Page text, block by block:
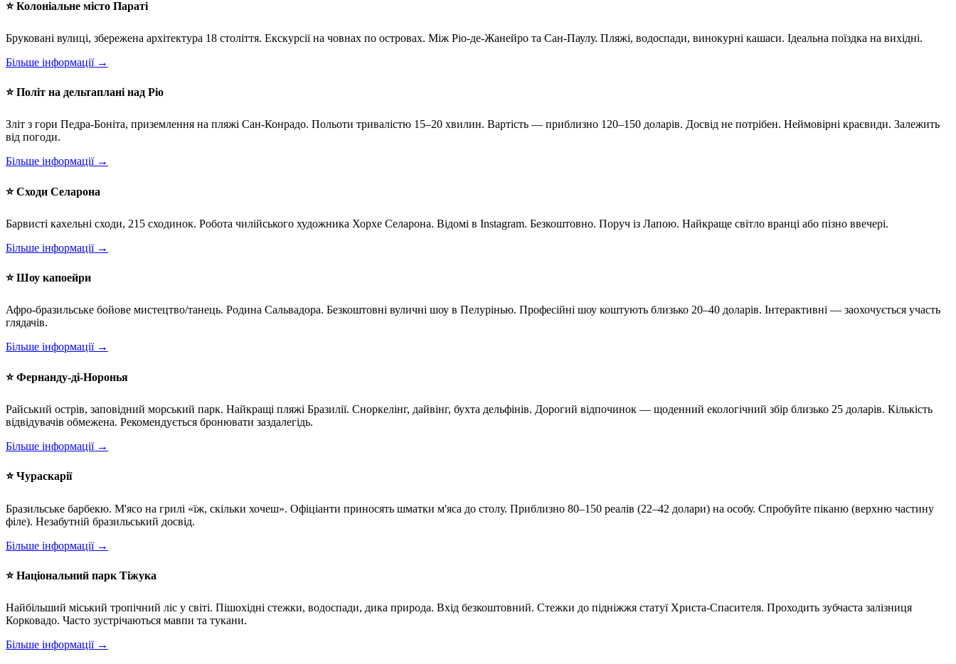
⭐ Колоніальне місто Параті
Бруковані вулиці, збережена архітектура 18 століття. Екскурсії на човнах по островах. Між Ріо-де-Жанейро та Сан-Паулу. Пляжі, водоспади, винокурні кашаси. Ідеальна поїздка на вихідні.
Більше інформації →
⭐ Політ на дельтаплані над Ріо
Зліт з гори Педра-Боніта, приземлення на пляжі Сан-Конрадо. Польоти тривалістю 15–20 хвилин. Вартість — приблизно 120–150 доларів. Досвід не потрібен. Неймовірні краєвиди. Залежить
від погоди.
Більше інформації →
⭐ Сходи Селарона
Барвисті кахельні сходи, 215 сходинок. Робота чилійського художника Хорхе Селарона. Відомі в Instagram. Безкоштовно. Поруч із Лапою. Найкраще світло вранці або пізно ввечері.
Більше інформації →
⭐ Шоу капоейри
Афро-бразильське бойове мистецтво/танець. Родина Сальвадора. Безкоштовні вуличні шоу в Пелурінью. Професійні шоу коштують близько 20–40 доларів. Інтерактивні — заохочується участь
глядачів.
Більше інформації →
⭐ Фернанду-ді-Норонья
Райський острів, заповідний морський парк. Найкращі пляжі Бразилії. Сноркелінг, дайвінг, бухта дельфінів. Дорогий відпочинок — щоденний екологічний збір близько 25 доларів. Кількість
відвідувачів обмежена. Рекомендується бронювати заздалегідь.
Більше інформації →
⭐ Чураскарії
Бразильське барбекю. М'ясо на грилі «їж, скільки хочеш». Офіціанти приносять шматки м'яса до столу. Приблизно 80–150 реалів (22–42 долари) на особу. Спробуйте піканю (верхню частину
філе). Незабутній бразильський досвід.
Більше інформації →
⭐ Національний парк Тіжука
Найбільший міський тропічний ліс у світі. Пішохідні стежки, водоспади, дика природа. Вхід безкоштовний. Стежки до підніжжя статуї Христа-Спасителя. Проходить зубчаста залізниця
Корковадо. Часто зустрічаються мавпи та тукани.
Більше інформації →